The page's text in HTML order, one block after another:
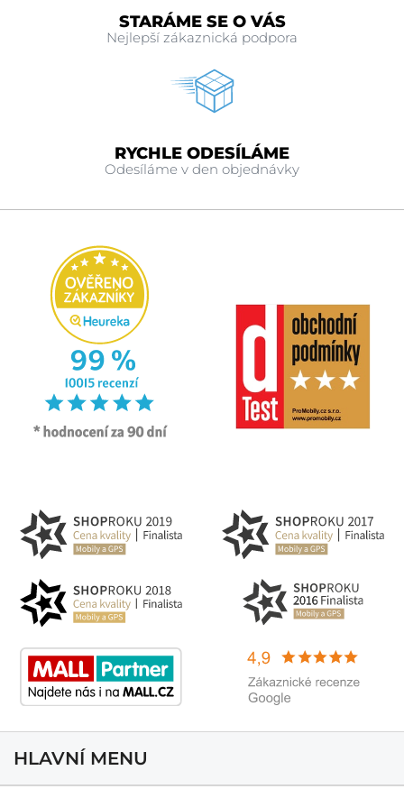
STARÁME SE O VÁS
Nejlepší zákaznická podpora
RYCHLE ODESÍLÁME
Odesíláme v den objednávky
HLAVNÍ MENU